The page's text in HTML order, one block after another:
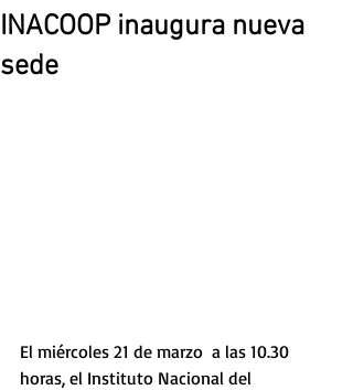
INACOOP inaugura nueva
sede
El miércoles 21 de marzo  a las 10.30
horas, el Instituto Nacional del